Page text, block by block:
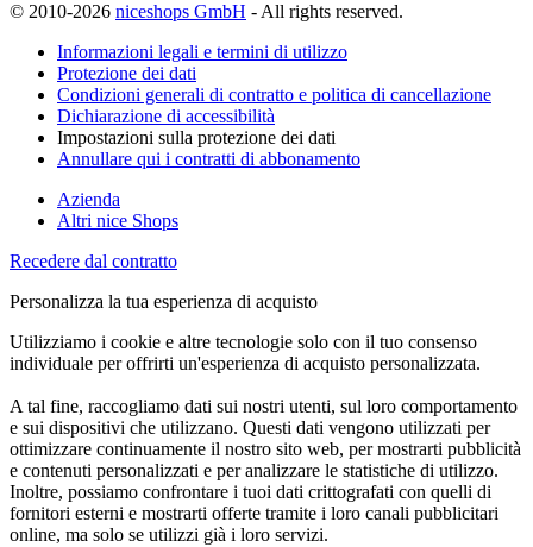
© 2010-2026 niceshops GmbH - All rights reserved.
Informazioni legali e termini di utilizzo
Protezione dei dati
Condizioni generali di contratto e politica di cancellazione
Dichiarazione di accessibilità
Impostazioni sulla protezione dei dati
Annullare qui i contratti di abbonamento
Azienda
Altri nice Shops
Recedere dal contratto
Personalizza la tua esperienza di acquisto
Utilizziamo i cookie e altre tecnologie solo con il tuo consenso
individuale per offrirti un'esperienza di acquisto personalizzata.
A tal fine, raccogliamo dati sui nostri utenti, sul loro comportamento
e sui dispositivi che utilizzano. Questi dati vengono utilizzati per
ottimizzare continuamente il nostro sito web, per mostrarti pubblicità
e contenuti personalizzati e per analizzare le statistiche di utilizzo.
Inoltre, possiamo confrontare i tuoi dati crittografati con quelli di
fornitori esterni e mostrarti offerte tramite i loro canali pubblicitari
online, ma solo se utilizzi già i loro servizi.